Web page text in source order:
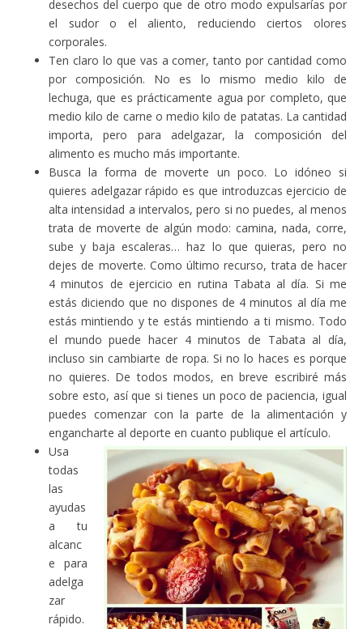
desechos del cuerpo que de otro modo expulsarías por
el sudor o el aliento, reduciendo ciertos olores
corporales.
Ten claro lo que vas a comer, tanto por cantidad como
por composición. No es lo mismo medio kilo de
lechuga, que es prácticamente agua por completo, que
medio kilo de carne o medio kilo de patatas. La cantidad
importa, pero para adelgazar, la composición del
alimento es mucho más importante.
Busca la forma de moverte un poco. Lo idóneo si
quieres adelgazar rápido es que introduzcas ejercicio de
alta intensidad a intervalos, pero si no puedes, al menos
trata de moverte de algún modo: camina, nada, corre,
sube y baja escaleras… haz lo que quieras, pero no
dejes de moverte. Como último recurso, trata de hacer
4 minutos de ejercicio en rutina Tabata al día. Si me
estás diciendo que no dispones de 4 minutos al día me
estás mintiendo y te estás mintiendo a ti mismo. Todo
el mundo puede hacer 4 minutos de Tabata al día,
incluso sin cambiarte de ropa. Si no lo haces es porque
no quieres. De todos modos, en breve escribiré más
sobre esto, así que si tienes un poco de paciencia, igual
puedes comenzar con la parte de la alimentación y
engancharte al deporte en cuanto publique el artículo.
Usa
todas
las
ayudas
a tu
alcanc
e para
adelga
zar
rápido.